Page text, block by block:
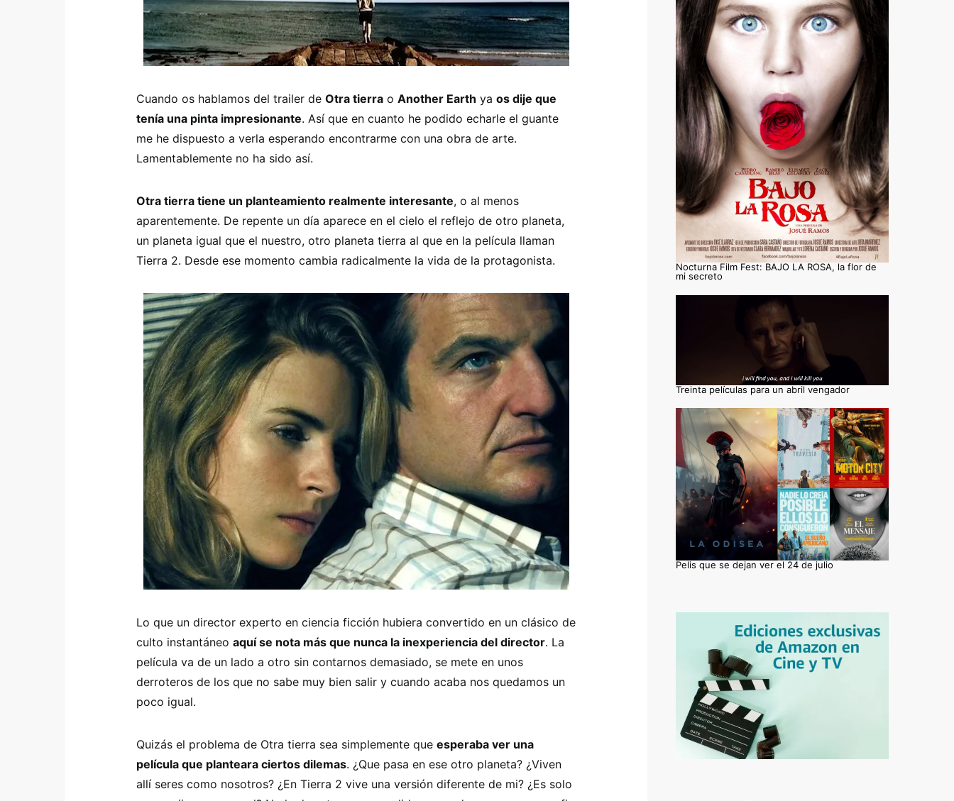
Cuando os hablamos del trailer de Otra tierra o Another Earth ya os dije que
tenía una pinta impresionante. Así que en cuanto he podido echarle el guante
me he dispuesto a verla esperando encontrarme con una obra de arte.
Lamentablemente no ha sido así.
Otra tierra tiene un planteamiento realmente interesante, o al menos
aparentemente. De repente un día aparece en el cielo el reflejo de otro planeta,
un planeta igual que el nuestro, otro planeta tierra al que en la película llaman
Tierra 2. Desde ese momento cambia radicalmente la vida de la protagonista.
Lo que un director experto en ciencia ficción hubiera convertido en un clásico de
culto instantáneo aquí se nota más que nunca la inexperiencia del director. La
película va de un lado a otro sin contarnos demasiado, se mete en unos
derroteros de los que no sabe muy bien salir y cuando acaba nos quedamos un
poco igual.
Quizás el problema de Otra tierra sea simplemente que esperaba ver una
película que planteara ciertos dilemas. ¿Que pasa en ese otro planeta? ¿Viven
allí seres como nosotros? ¿En Tierra 2 vive una versión diferente de mi? ¿Es solo
Nocturna Film Fest: BAJO LA ROSA, la flor de
mi secreto
Treinta películas para un abril vengador
Pelis que se dejan ver el 24 de julio